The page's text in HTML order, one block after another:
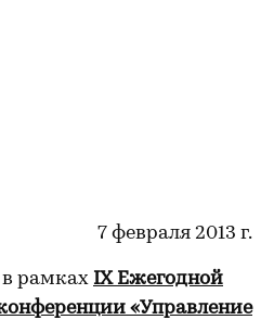
7 февраля 2013 г.
в рамках IX Ежегодной
«Управление